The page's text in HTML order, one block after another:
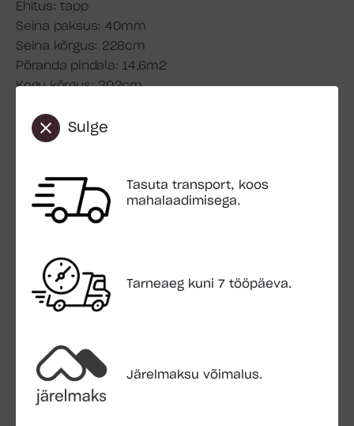
Sulge
Tasuta transport, koos
mahalaadimisega.
Tarneaeg kuni 7 tööpäeva.
Järelmaksu võimalus.
Ehitus: tapp
Seina paksus: 40mm
Seina kõrgus: 228cm
Põranda pindala: 14,6m2
Kogu kõrgus: 302cm
Katuse üleulatus: 122cm
Katuse pindala: 24,8m2
Põrandalaud: 19mm
Ukseava mõõdud: 151x186cm
Aknaava mõõdud: 44x157cm
LISA OSTUKORVI